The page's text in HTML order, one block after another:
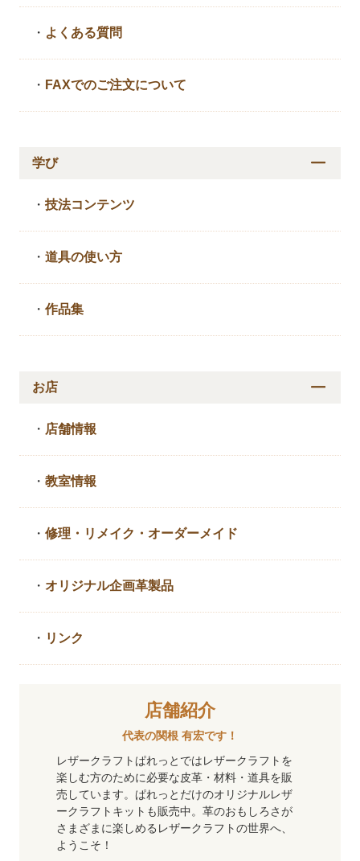
・ よくある質問
・ FAXでのご注文について
学び
・技法コンテンツ
・道具の使い方
・作品集
お店
・ 店舗情報
・教室情報
・修理・リメイク・ オーダーメイド
・ オリジナル企画革製品
・ リンク
店舗紹介
代表の関根 有宏です！
レザークラフトぱれっとではレザークラフトを
楽しむ方のために必要な皮革・材料・道具を販
売しています。ぱれっとだけのオリジナルレザ
ークラフトキットも販売中。革のおもしろさが
さまざまに楽しめるレザークラフトの世界へ、
ようこそ！